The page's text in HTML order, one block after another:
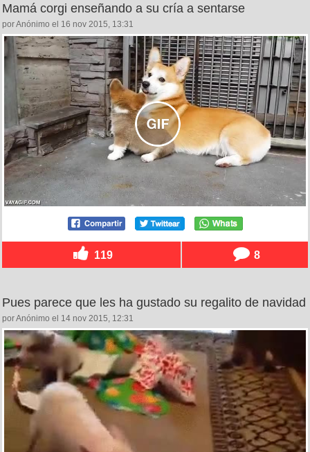
Mamá corgi enseñando a su cría a sentarse
por Anónimo el 16 nov 2015, 13:31
119 8
Pues parece que les ha gustado su regalito de navidad
por Anónimo el 14 nov 2015, 12:31